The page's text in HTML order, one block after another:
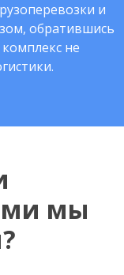
и
обратившись
не
мы